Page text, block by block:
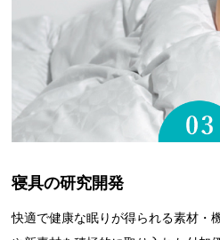
寝具の研究開発
快適で健康な眠りが得られる素材・